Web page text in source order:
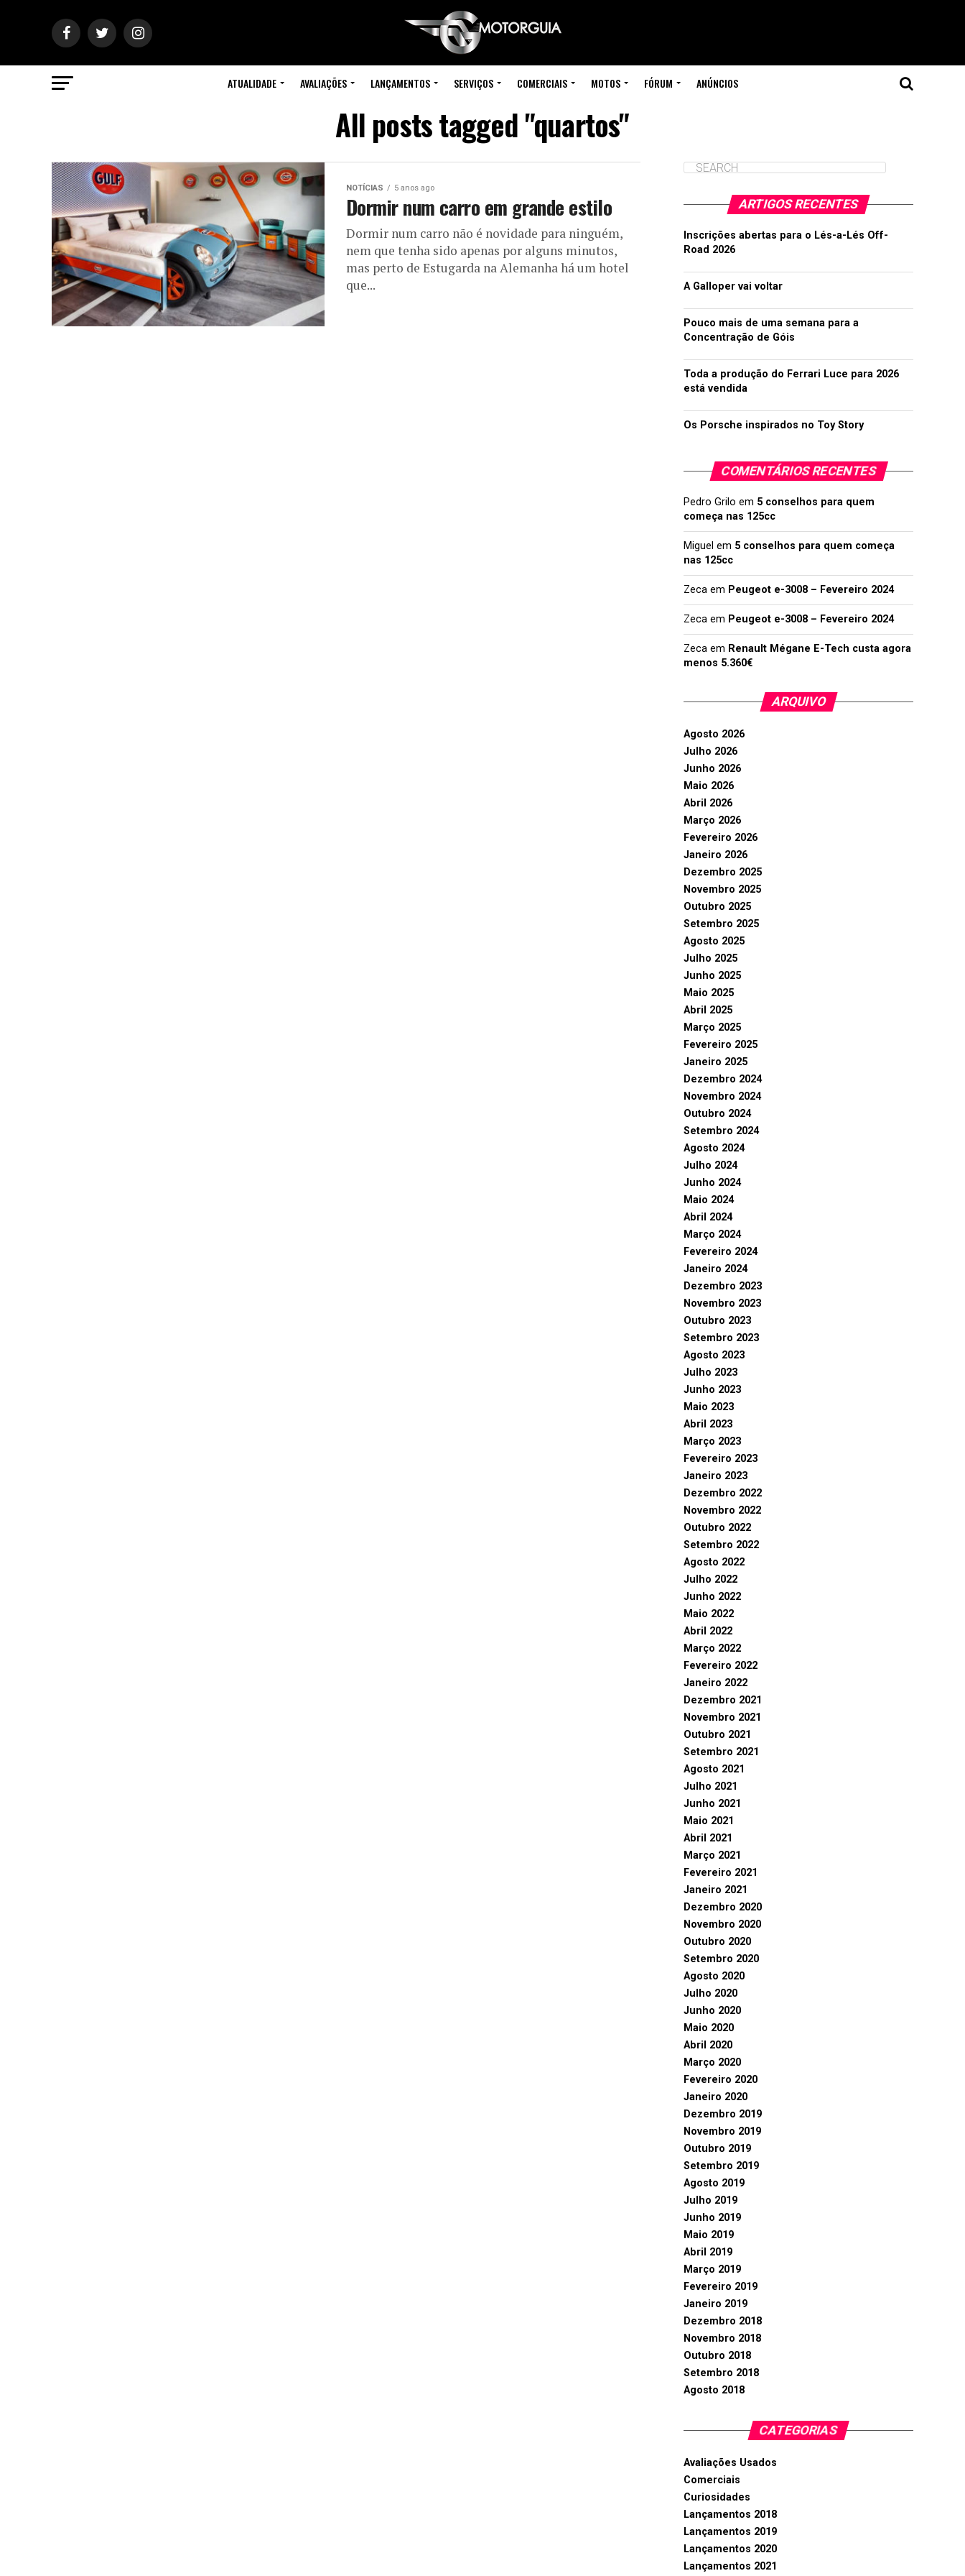
ATUALIDADE AVALIAÇÕES LANÇAMENTOS SERVIÇOS COMERCIAIS MOTOS FÓRUM ANÚNCIOS
All posts tagged "quartos"
NOTÍCIAS 5 anos ago
Dormir num carro em grande estilo
Dormir num carro não é novidade para ninguém,
nem que tenha sido apenas por alguns minutos,
mas perto de Estugarda na Alemanha há um hotel
que...
ARTIGOS RECENTES
Inscrições abertas para o Lés-a-Lés Off-
Road 2026
A Galloper vai voltar
Pouco mais de uma semana para a
Concentração de Góis
Toda a produção do Ferrari Luce para 2026
está vendida
Os Porsche inspirados no Toy Story
COMENTÁRIOS RECENTES
Pedro Grilo em 5 conselhos para quem
começa nas 125cc
Miguel em 5 conselhos para quem começa
nas 125cc
Zeca em Peugeot e-3008 – Fevereiro 2024
Zeca em Peugeot e-3008 – Fevereiro 2024
Zeca em Renault Mégane E-Tech custa agora
menos 5.360€
ARQUIVO
Agosto 2026
Julho 2026
Junho 2026
Maio 2026
Abril 2026
Março 2026
Fevereiro 2026
Janeiro 2026
Dezembro 2025
Novembro 2025
Outubro 2025
Setembro 2025
Agosto 2025
Julho 2025
Junho 2025
Maio 2025
Abril 2025
Março 2025
Fevereiro 2025
Janeiro 2025
Dezembro 2024
Novembro 2024
Outubro 2024
Setembro 2024
Agosto 2024
Julho 2024
Junho 2024
Maio 2024
Abril 2024
Março 2024
Fevereiro 2024
Janeiro 2024
Dezembro 2023
Novembro 2023
Outubro 2023
Setembro 2023
Agosto 2023
Julho 2023
Junho 2023
Maio 2023
Abril 2023
Março 2023
Fevereiro 2023
Janeiro 2023
Dezembro 2022
Novembro 2022
Outubro 2022
Setembro 2022
Agosto 2022
Julho 2022
Junho 2022
Maio 2022
Abril 2022
Março 2022
Fevereiro 2022
Janeiro 2022
Dezembro 2021
Novembro 2021
Outubro 2021
Setembro 2021
Agosto 2021
Julho 2021
Junho 2021
Maio 2021
Abril 2021
Março 2021
Fevereiro 2021
Janeiro 2021
Dezembro 2020
Novembro 2020
Outubro 2020
Setembro 2020
Agosto 2020
Julho 2020
Junho 2020
Maio 2020
Abril 2020
Março 2020
Fevereiro 2020
Janeiro 2020
Dezembro 2019
Novembro 2019
Outubro 2019
Setembro 2019
Agosto 2019
Julho 2019
Junho 2019
Maio 2019
Abril 2019
Março 2019
Fevereiro 2019
Janeiro 2019
Dezembro 2018
Novembro 2018
Outubro 2018
Setembro 2018
Agosto 2018
CATEGORIAS
Avaliações Usados
Comerciais
Curiosidades
Lançamentos 2018
Lançamentos 2019
Lançamentos 2020
Lançamentos 2021